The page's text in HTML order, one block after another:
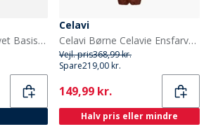
Celavi Børne Ensfarvet Basis Termosæt Lilac
Celavi
Celavi Børne Celavie Ensfarvet PU Basis Regntøjs Sæt Tortoise Shell
Vejl. pris368,99 kr.
Spare219,00 kr.
Current
149,99 kr.
Halv pris eller mindre